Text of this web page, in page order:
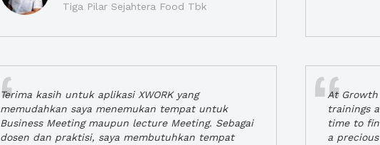
Tiga Pilar Sejahtera Food Tbk
Terima kasih untuk aplikasi XWORK yang
memudahkan saya menemukan tempat untuk
Business Meeting maupun lecture Meeting. Sebagai
dosen dan praktisi, saya membutuhkan tempat
At Growth
trainings
time to
a